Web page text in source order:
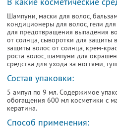
Шампуни, маски для волос,
кондиционеры для волос, гели для
для предотвращения выпадения
от солнца, сыворотки для защиты
защиты волос от солнца, крем-
роста волос, шампуни для
средства для ухода за ногтями,
Состав упаковки:
5 ампул по 9 мл. Содержимое
обогащения 600 мл косметики с
кератина.
Способ применения: